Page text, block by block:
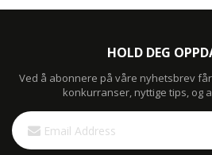
HOLD DEG
Ved å abonnere på våre nyhetsbrev
konkurranser, nyttige tips, og
Sign
Up
for